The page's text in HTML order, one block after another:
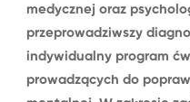
medycznej oraz
przeprowadziwszy
indywidualny program
prowadzących do